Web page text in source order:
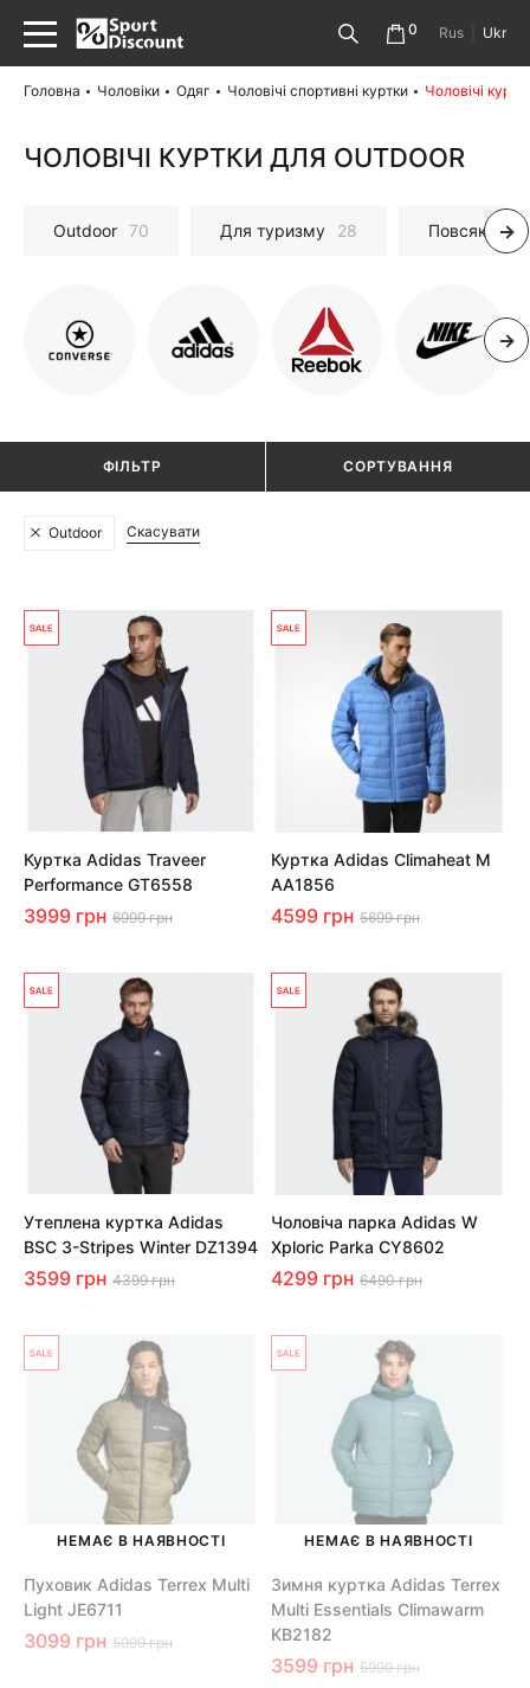
0 Rus Ukr
Головна Чоловіки Одяг Чоловічі спортивні куртки Чоловічі
ЧОЛОВІЧІ КУРТКИ ДЛЯ OUTDOOR
Outdoor 70 Для туризму 28 Повсякденні
ФІЛЬТР СОРТУВАННЯ
Outdoor Скасувати
Куртка Adidas Traveer
Performance GT6558
3999 грн 6999 грн
Куртка Adidas Climaheat M
AA1856
4599 грн 5699 грн
Утеплена куртка Adidas
BSC 3-Stripes Winter DZ1394
3599 грн 4399 грн
Чоловіча парка Adidas W
Xploric Parka CY8602
4299 грн 6490 грн
НЕМАЄ В НАЯВНОСТІ
Пуховик Adidas Terrex Multi
Light JE6711
3099 грн 5999 грн
НЕМАЄ В НАЯВНОСТІ
Зимня куртка Adidas Terrex
Multi Essentials Climawarm
KB2182
3599 грн 5999 грн